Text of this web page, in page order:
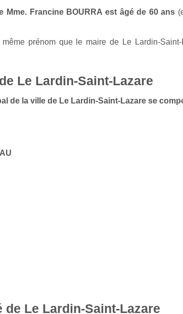
Mme. Francine BOURRA est âgé de 60 ans
prénom que le maire de Le Lardin-
Le Lardin-Saint-Lazare
de la ville de Le Lardin-Saint-Lazare se
Le Lardin-Saint-Lazare